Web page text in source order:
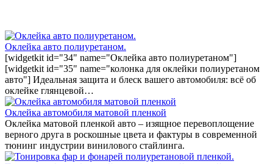
Оклейка авто полиуретаном.
[widgetkit id="34" name="Оклейка авто полиуретаном"]
[widgetkit id="35" name="колонка для оклейки полиуретаном
авто"] Идеальная защита и блеск вашего автомобиля: всё об
оклейке глянцевой…
Оклейка автомобиля матовой пленкой
Оклейка матовой пленкой авто – изящное перевоплощение
верного друга в роскошные цвета и фактуры в современной
тюнинг индустрии винилового стайлинга.